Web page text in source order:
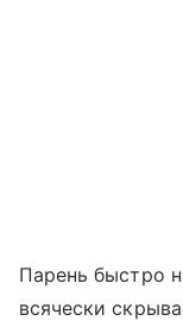
Парень быстро
всячески